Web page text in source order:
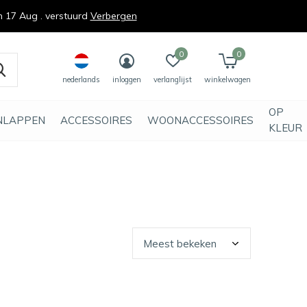
ACCESSOIRES WOONACCESSOIRES
OP
KLEUR
nederlands inloggen verlanglijst
0
winkelwagen
0
Aug . verstuurd Verbergen